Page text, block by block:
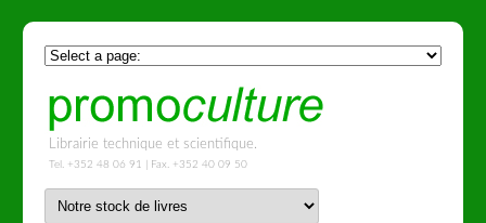
Librairie technique et scientifique.
Tel. +352 48 06 91 | Fax. +352 40 09 50